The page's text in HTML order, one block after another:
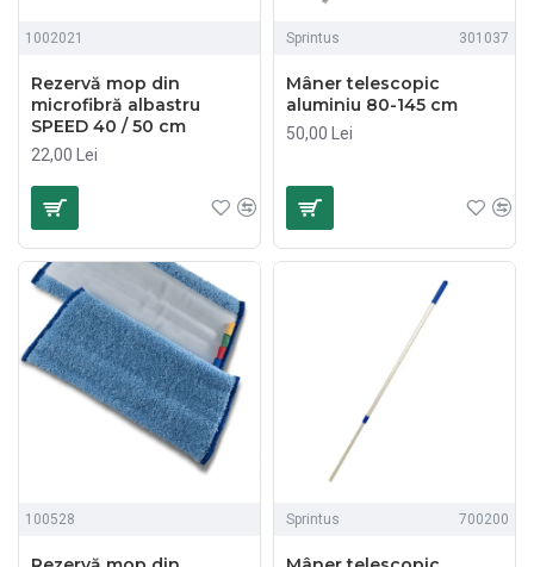
1002021
Rezervă mop din
microfibră albastru
SPEED 40 / 50 cm
22,00 Lei
Sprintus 301037
Mâner telescopic
aluminiu 80-145 cm
50,00 Lei
100528 Sprintus 700200